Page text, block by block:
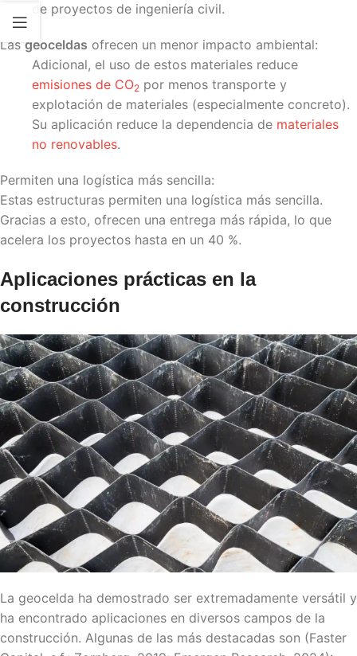
de proyectos de ingeniería civil.
Las geoceldas ofrecen un menor impacto ambiental:
Adicional, el uso de estos materiales reduce
emisiones de CO2 por menos transporte y
explotación de materiales (especialmente concreto).
Su aplicación reduce la dependencia de materiales
no renovables.
Permiten una logística más sencilla:
Estas estructuras permiten una logística más sencilla.
Gracias a esto, ofrecen una entrega más rápida, lo que
acelera los proyectos hasta en un 40 %.
Aplicaciones prácticas en la
construcción
La geocelda ha demostrado ser extremadamente versátil y
ha encontrado aplicaciones en diversos campos de la
construcción. Algunas de las más destacadas son (Faster